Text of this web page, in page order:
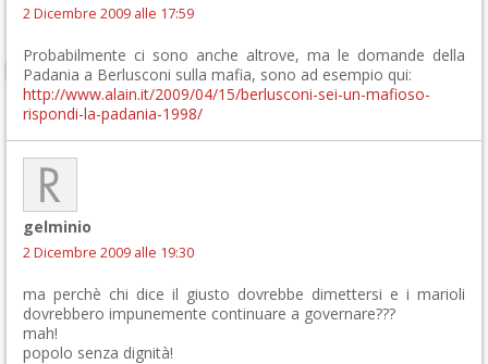
2 Dicembre 2009 alle 17:59
Probabilmente ci sono anche altrove, ma le domande della
Padania a Berlusconi sulla mafia, sono ad esempio qui:
http://www.alain.it/2009/04/15/berlusconi-sei-un-mafioso-
rispondi-la-padania-1998/
gelminio
2 Dicembre 2009 alle 19:30
ma perchè chi dice il giusto dovrebbe dimettersi e i marioli
dovrebbero impunemente continuare a governare???
mah!
popolo senza dignità!